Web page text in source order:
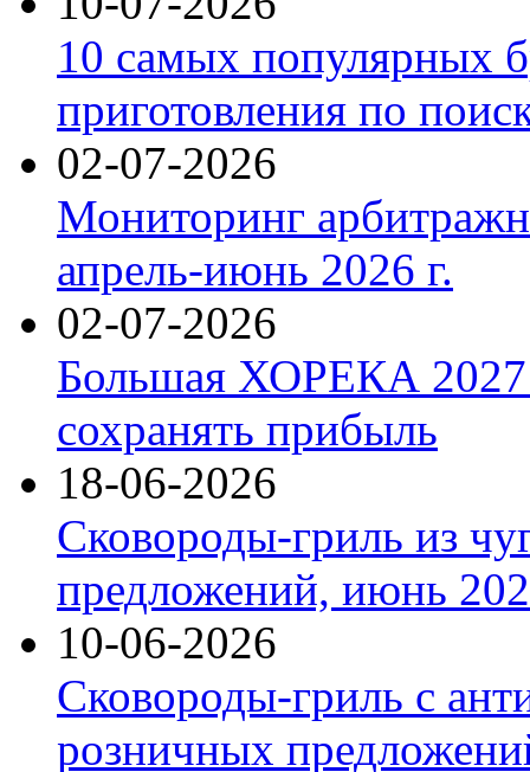
10 самых популярных
приготовления по
02-07-2026
Мониторинг
апрель-июнь 2026 г.
02-07-2026
Большая ХОРЕКА 2027:
сохранять прибыль
18-06-2026
Сковороды-гриль из
предложений, июнь
10-06-2026
Сковороды-гриль с
розничных